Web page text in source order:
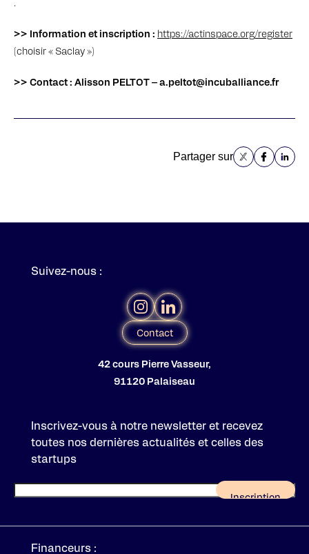
>> Information et inscription : https://actinspace.org/register
(choisir « Saclay »)
>> Contact : Alisson PELTOT – a.peltot@incuballiance.fr
Partager sur
Suivez-nous :
Contact
42 cours Pierre Vasseur,
91120 Palaiseau
Inscrivez-vous à notre newsletter et recevez
toutes nos dernières actualités et celles des
startups
Financeurs :